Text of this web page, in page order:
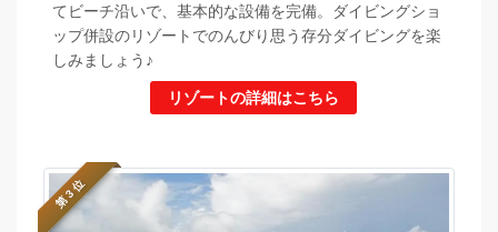
てビーチ沿いで、基本的な設備を完備。ダイビングショ
ップ併設のリゾートでのんびり思う存分ダイビングを楽
しみましょう♪
リゾートの詳細はこちら
第 3 位